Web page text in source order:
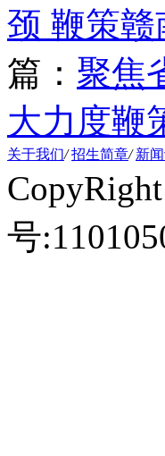
颈 鞭策
篇： 聚焦
大力度鞭
关于我们/ 招生简章/ 新
号